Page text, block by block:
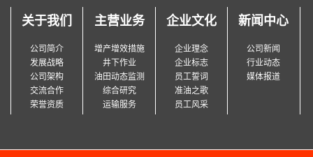
关于我们
公司简介
发展战略
公司架构
交流合作
荣誉资质
主营业务
增产增效措施
井下作业
油田动态监测
综合研究
运输服务
企业文化
企业理念
企业标志
员工誓词
准油之歌
员工风采
新闻中心
公司新闻
行业动态
媒体报道